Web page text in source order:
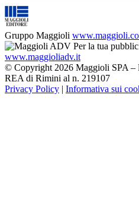
Gruppo Maggioli
Per la tua
www.maggioliadv.it
© Copyright 2026 Maggioli SPA –
REA di Rimini al n. 219107
Privacy Policy | Informativa sui